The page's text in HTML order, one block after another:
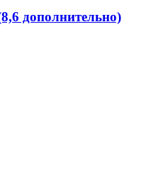
дополнительно)